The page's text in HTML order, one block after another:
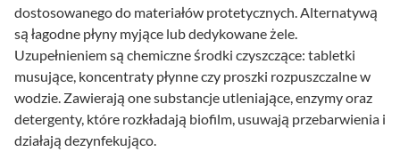
dostosowanego do materiałów protetycznych. Alternatywą
są łagodne płyny myjące lub dedykowane żele.
Uzupełnieniem są chemiczne środki czyszczące: tabletki
musujące, koncentraty płynne czy proszki rozpuszczalne w
wodzie. Zawierają one substancje utleniające, enzymy oraz
detergenty, które rozkładają biofilm, usuwają przebarwienia i
działają dezynfekująco.